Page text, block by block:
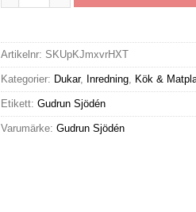
Artikelnr: SKUpKJmxvrHXT
Kategorier: Dukar, Inredning, Kök &
Etikett: Gudrun Sjödén
Varumärke: Gudrun Sjödén